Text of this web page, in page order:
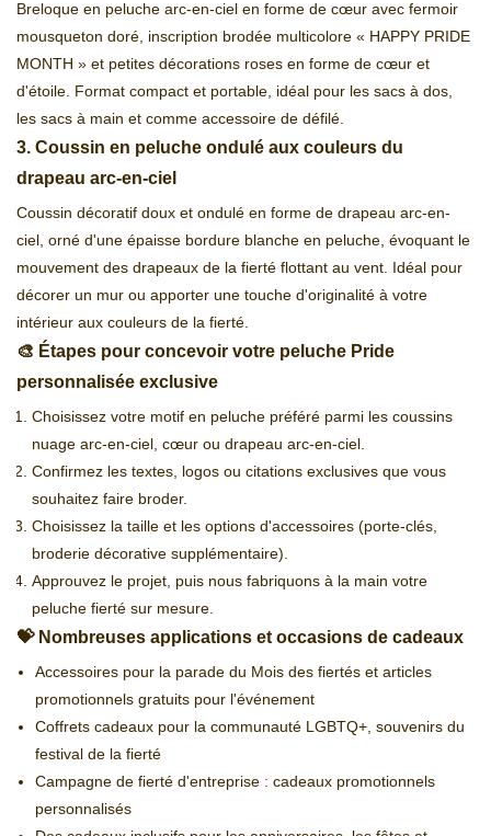
Breloque en peluche arc-en-ciel en forme de cœur avec fermoir
mousqueton doré, inscription brodée multicolore « HAPPY PRIDE
MONTH » et petites décorations roses en forme de cœur et
d'étoile. Format compact et portable, idéal pour les sacs à dos,
les sacs à main et comme accessoire de défilé.
3. Coussin en peluche ondulé aux couleurs du
drapeau arc-en-ciel
Coussin décoratif doux et ondulé en forme de drapeau arc-en-
ciel, orné d'une épaisse bordure blanche en peluche, évoquant le
mouvement des drapeaux de la fierté flottant au vent. Idéal pour
décorer un mur ou apporter une touche d'originalité à votre
intérieur aux couleurs de la fierté.
🎨 Étapes pour concevoir votre peluche Pride
personnalisée exclusive
Choisissez votre motif en peluche préféré parmi les coussins
nuage arc-en-ciel, cœur ou drapeau arc-en-ciel.
Confirmez les textes, logos ou citations exclusives que vous
souhaitez faire broder.
Choisissez la taille et les options d'accessoires (porte-clés,
broderie décorative supplémentaire).
Approuvez le projet, puis nous fabriquons à la main votre
peluche fierté sur mesure.
💝 Nombreuses applications et occasions de cadeaux
Accessoires pour la parade du Mois des fiertés et articles
promotionnels gratuits pour l'événement
Coffrets cadeaux pour la communauté LGBTQ+, souvenirs du
festival de la fierté
Campagne de fierté d'entreprise : cadeaux promotionnels
personnalisés